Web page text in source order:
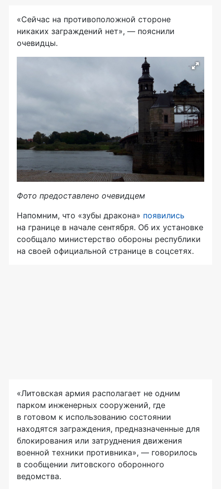
«Сейчас на противоположной стороне
никаких заграждений нет», — пояснили
очевидцы.
Фото предоставлено очевидцем
Напомним, что «зубы дракона» появились
на границе в начале сентября. Об их установке
сообщало министерство обороны республики
на своей официальной странице в соцсетях.
«Литовская армия располагает не одним
парком инженерных сооружений, где
в готовом к использованию состоянии
находятся заграждения, предназначенные для
блокирования или затруднения движения
военной техники противника», — говорилось
в сообщении литовского оборонного
ведомства.